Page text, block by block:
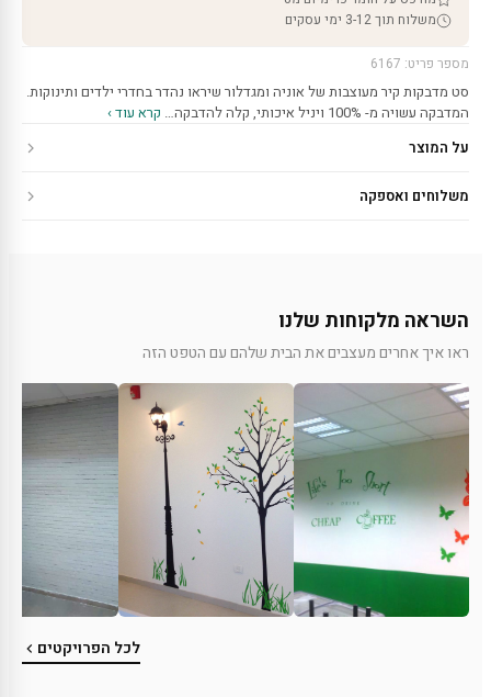
משלוח תוך 3-12 ימי עסקים
מספר פריט: 6167
סט מדבקות קיר מעוצבות של אוניה ומגדלור שיראו נהדר בחדרי ילדים ותינוקות.
המדבקה עשויה מ- 100% ויניל איכותי, קלה להדבקה…
קרא עוד ›
על המוצר
משלוחים ואספקה
השראה מלקוחות שלנו
ראו איך אחרים מעצבים את הבית שלהם עם הטפט הזה
לכל הפרויקטים